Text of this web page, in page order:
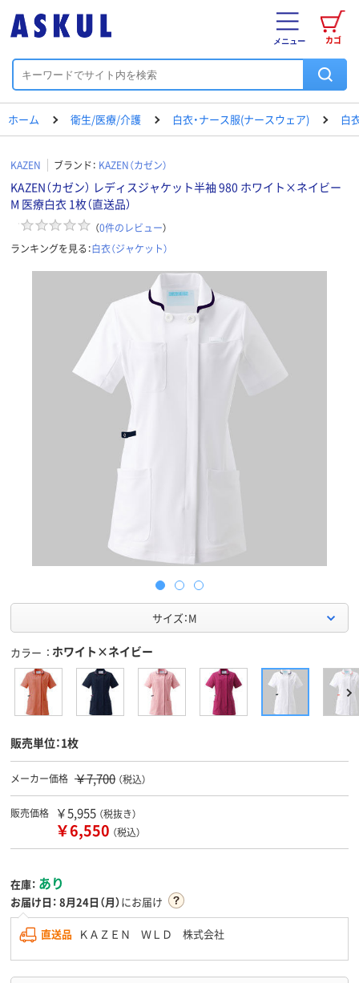
カゴ
メニュー
ホーム 衛生/医療/介護 白衣・ナース服(ナースウェア) 白
KAZEN ブランド： KAZEN（カゼン）
KAZEN（カゼン） レディスジャケット半袖 980 ホワイト×ネイビー
M 医療白衣 1枚（直送品）
（0件のレビュー）
ランキングを見る：白衣（ジャケット）
サイズ：M
カラー ホワイト×ネイビー
販売単位：1枚
メーカー価格 ￥7,700 （税込）
販売価格 ￥5,955 （税抜き）
￥6,550 （税込）
在庫： あり
お届け日： 8月24日（月）にお届け
直送品 ＫＡＺＥＮ ＷＬＤ 株式会社